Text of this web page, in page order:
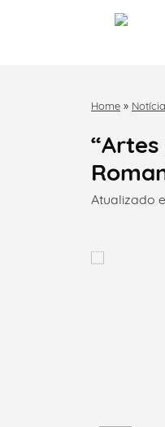
Home »
Atualizado